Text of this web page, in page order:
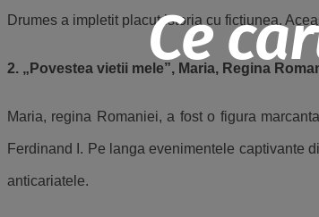
Ce
Drumes a impletit placut istoria cu fictiunea.
2. „Povestea vietii mele”, Maria, Regina
Maria, regina Romaniei, a fost o figura
Ferdinand I. Pe langa evenimentele captivante
anticariatele.